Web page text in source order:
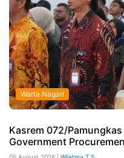
Warta Nagari
Kasrem 072/
Government